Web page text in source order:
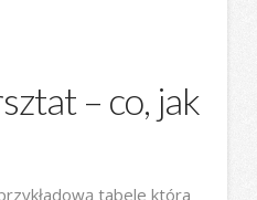
– co, jak
tabele która